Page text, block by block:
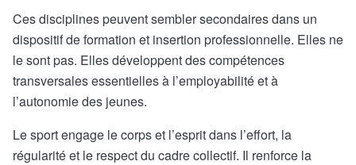
Ces disciplines peuvent sembler secondaires dans un
dispositif de formation et insertion professionnelle. Elles ne
le sont pas. Elles développent des compétences
transversales essentielles à l’employabilité et à
l’autonomie des jeunes.
Le sport engage le corps et l’esprit dans l’effort, la
régularité et le respect du cadre collectif. Il renforce la